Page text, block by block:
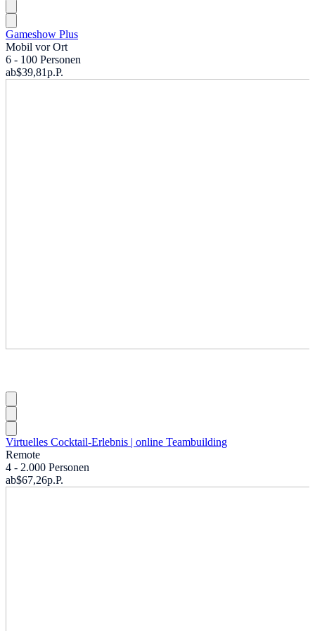
Gameshow Plus
Mobil vor Ort
6 - 100 Personen
ab$39,81p.P.
Virtuelles Cocktail-Erlebnis | online Teambuilding
Remote
4 - 2.000 Personen
ab$67,26p.P.